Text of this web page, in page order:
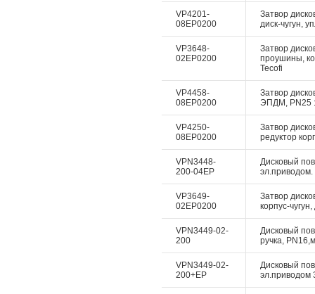
VP4201-
08EP0200
Затвор
диск-чугун,
VP3648-
02EP0200
Затвор
проушины,
Tecofi
VP4458-
08EP0200
Затвор
ЭПДМ, PN25 :
VP4250-
08EP0200
Затвор
редуктор
VPN3448-
200-04EP
Дисковый
VP3649-
02EP0200
Затвор
корпус-
VPN3449-02-
200
Дисковый
ручка,
VPN3449-02-
200+EP
Дисковый
эл.приводом